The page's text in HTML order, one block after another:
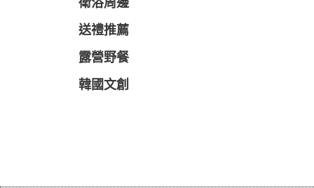
衛浴周邊
送禮推薦
露營野餐
韓國文創